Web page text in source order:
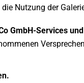
Nutzung der
GmbH-Services